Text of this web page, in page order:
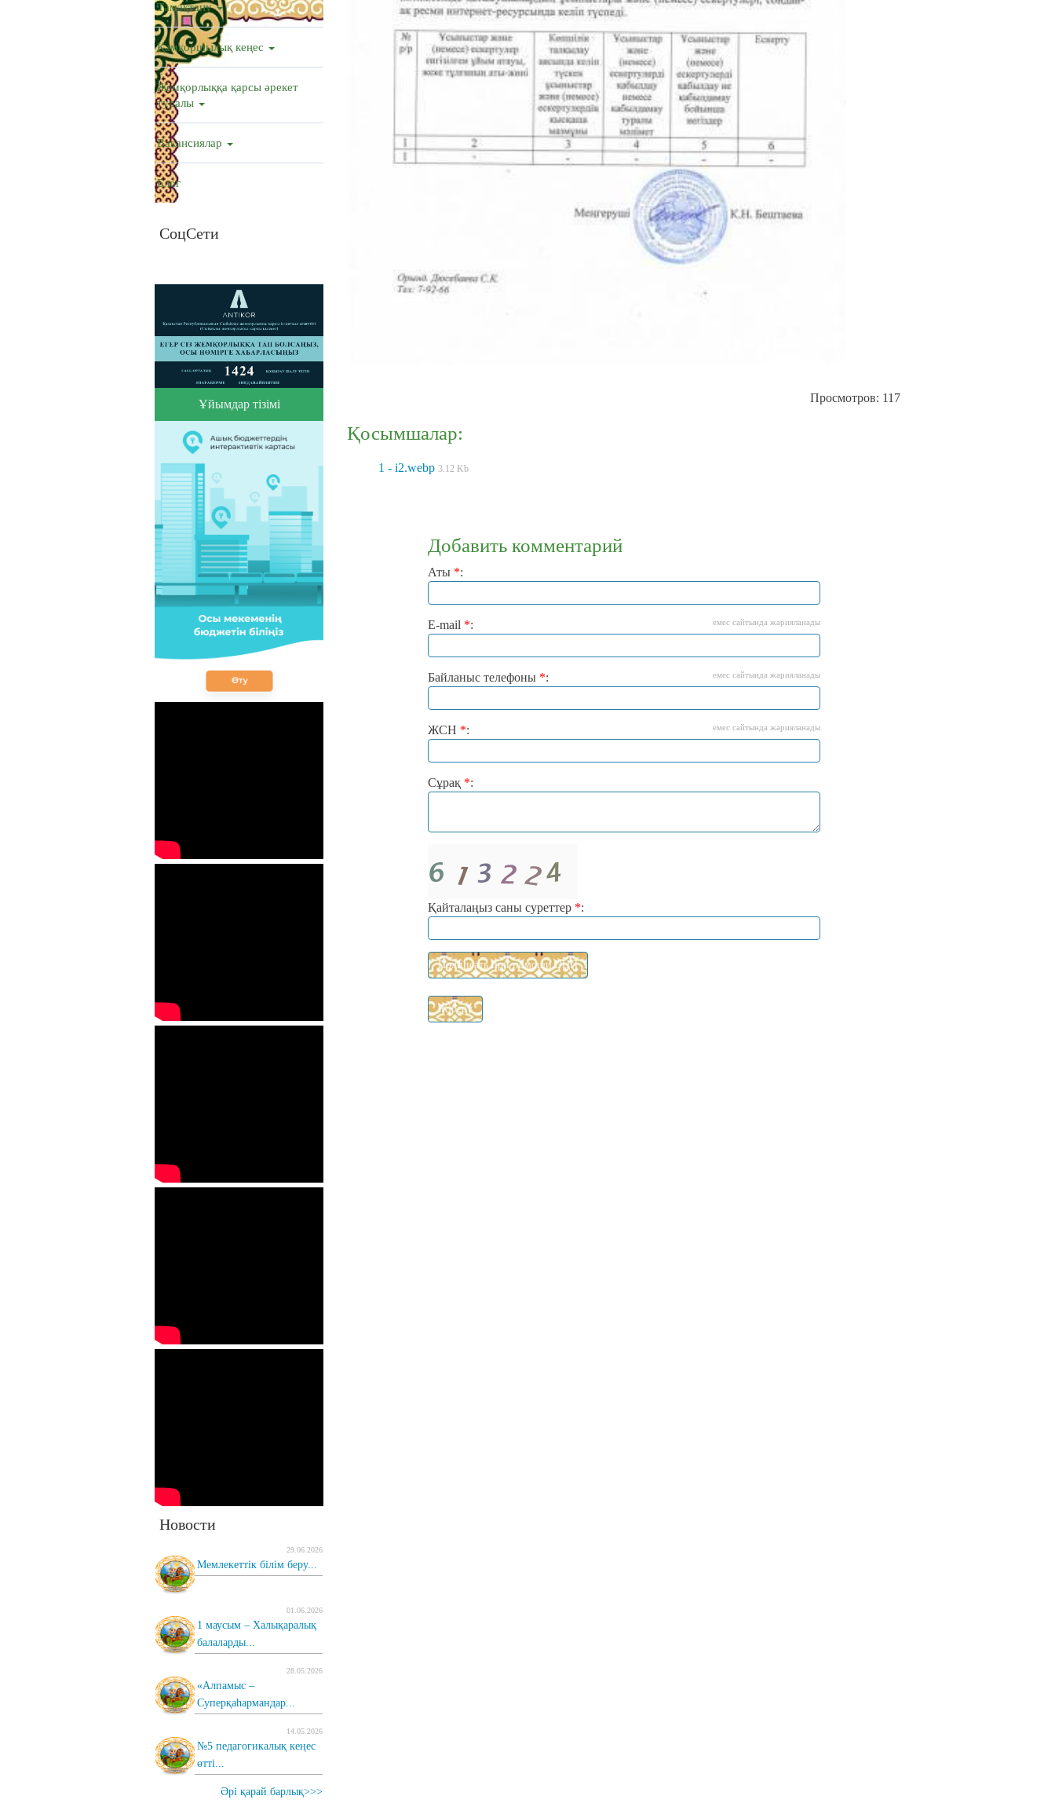
Тамақтану
Қамқоршылық кеңес
Жемқорлыққа қарсы әрекет
туралы
Вакансиялар
Блог
СоцСети
Ұйымдар тізімі
Новости
29.06.2026
Мемлекеттік білім беру...
01.06.2026
1 маусым – Халықаралық
балаларды...
28.05.2026
«Алпамыс –
Суперқаһармандар...
14.05.2026
№5 педагогикалық кеңес
өтті...
Әрі қарай барлық>>>
Просмотров: 117
Қосымшалар:
1 - i2.webp 3.12 Kb
Добавить комментарий
Аты *:
E-mail *: емес сайтында жарияланады
Байланыс телефоны *: емес сайтында жарияланады
ЖСН *: емес сайтында жарияланады
Сұрақ *:
Қайталаңыз саны суреттер *: